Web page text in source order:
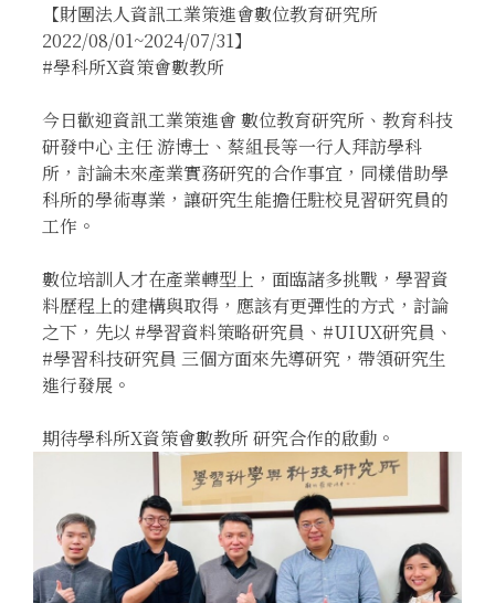
【財團法人資訊工業策進會數位教育研究所
2022/08/01~2024/07/31】
#學科所X資策會數教所
今日歡迎資訊工業策進會 數位教育研究所、教育科技
研發中心 主任 游博士、蔡組長等一行人拜訪學科
所，討論未來產業實務研究的合作事宜，同樣借助學
科所的學術專業，讓研究生能擔任駐校見習研究員的
工作。
數位培訓人才在產業轉型上，面臨諸多挑戰，學習資
料歷程上的建構與取得，應該有更彈性的方式，討論
之下，先以 #學習資料策略研究員、#UIUX研究員、
#學習科技研究員 三個方面來先導研究，帶領研究生
進行發展。
期待學科所X資策會數教所 研究合作的啟動。